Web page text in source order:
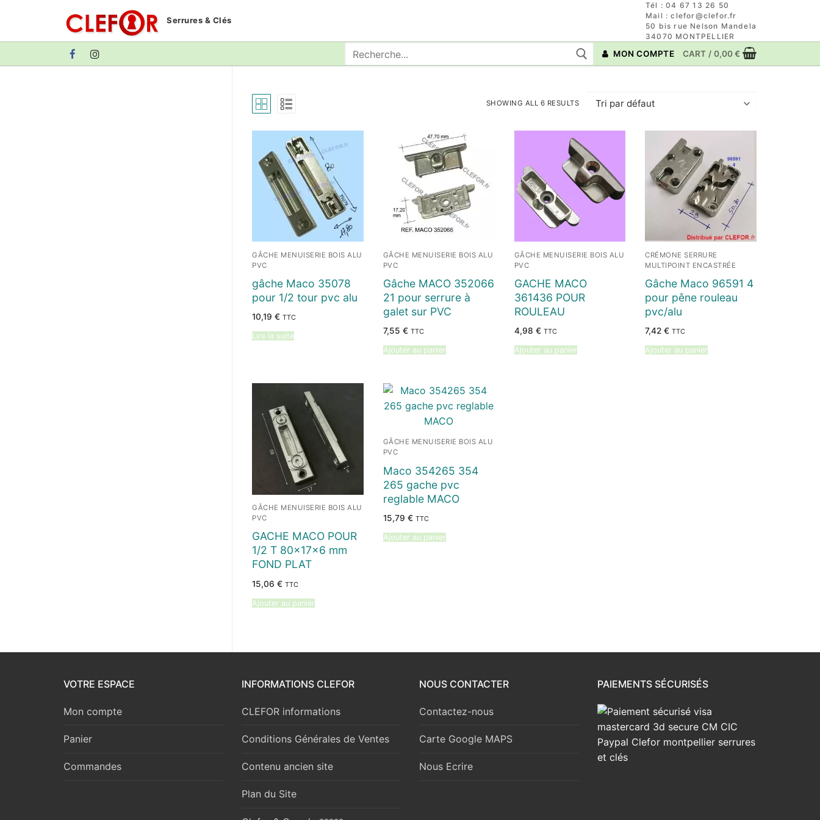
Serrures & Clés
Tél : 04 67 13 26 50
Mail : clefor@clefor.fr
50 bis rue Nelson Mandela
34070 MONTPELLIER
Rechercher
:
MON COMPTE CART / 0,00€
SHOWING ALL 6 RESULTS
GÂCHE MENUISERIE BOIS ALU
PVC
gâche Maco 35078
pour 1/2 tour pvc alu
10,19 € TTC
Lire la suite
GÂCHE MENUISERIE BOIS ALU
PVC
Gâche MACO 352066
21 pour serrure à
galet sur PVC
7,55 € TTC
Ajouter au panier
GÂCHE MENUISERIE BOIS ALU
PVC
GACHE MACO
361436 POUR
ROULEAU
4,98 € TTC
Ajouter au panier
CRÉMONE SERRURE
MULTIPOINT ENCASTRÉE
Gâche Maco 96591 4
pour pêne rouleau
pvc/alu
7,42€ TTC
Ajouter au panier
GÂCHE MENUISERIE BOIS ALU
PVC
GACHE MACO POUR
1/2 T 80x17x6 mm
FOND PLAT
15,06 € TTC
Ajouter au panier
GÂCHE MENUISERIE BOIS ALU
PVC
Maco 354265 354
265 gache pvc
reglable MACO
15,79 € TTC
Ajouter au panier
VOTRE ESPACE
Mon compte
Panier
Commandes
INFORMATIONS CLEFOR
CLEFOR informations
Conditions Générales de Ventes
Contenu ancien site
Plan du Site
NOUS CONTACTER
Contactez-nous
Carte Google MAPS
Nous Ecrire
PAIEMENTS SÉCURISÉS